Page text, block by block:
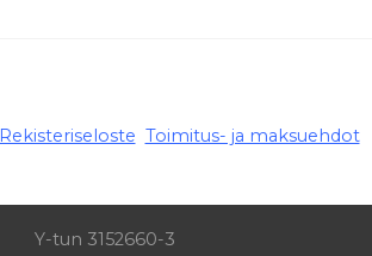
Rekisteriseloste Toimitus- ja maksuehdot
Y-tun 3152660-3